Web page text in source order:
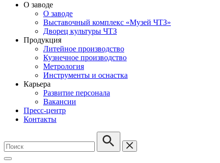
О заводе
О заводе
Выставочный комплекс «Музей ЧТЗ»
Дворец культуры ЧТЗ
Продукция
Литейное производство
Кузнечное производство
Метрология
Инструменты и оснастка
Карьера
Развитие персонала
Вакансии
Пресс-центр
Контакты